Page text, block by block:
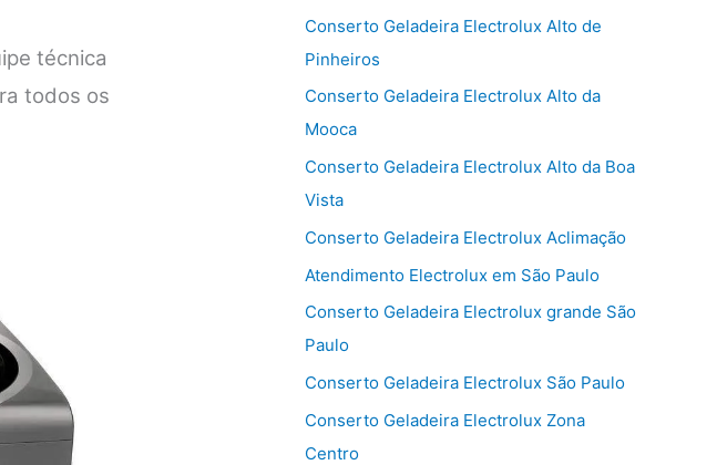
técnica
todos os
Conserto Geladeira Electrolux Alto de
Pinheiros
Conserto Geladeira Electrolux Alto da
Mooca
Conserto Geladeira Electrolux Alto da Boa
Vista
Conserto Geladeira Electrolux Aclimação
Atendimento Electrolux em São Paulo
Conserto Geladeira Electrolux grande São
Paulo
Conserto Geladeira Electrolux São Paulo
Conserto Geladeira Electrolux Zona
Centro